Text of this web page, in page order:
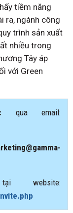
tiềm năng
ra, ngành công
trình sản xuất
nhiều trong
Tây áp
với Green
email:
website: